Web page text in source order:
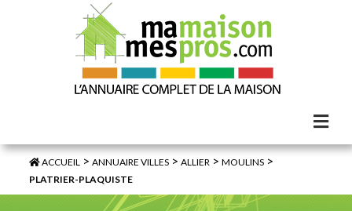
ACCUEIL >ANNUAIRE VILLES >ALLIER >MOULINS >
PLATRIER-PLAQUISTE